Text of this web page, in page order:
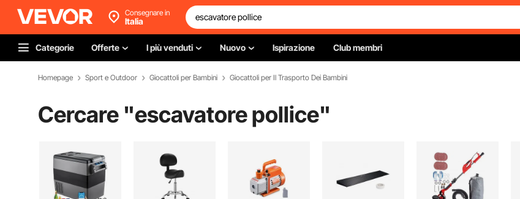
Consegnare in
Italia
Categorie Offerte I più venduti Nuovo Ispirazione Club membri
Homepage Sport e Outdoor Giocattoli per Bambini Giocattoli per Il Trasporto Dei Bambini
Cercare "escavatore pollice"